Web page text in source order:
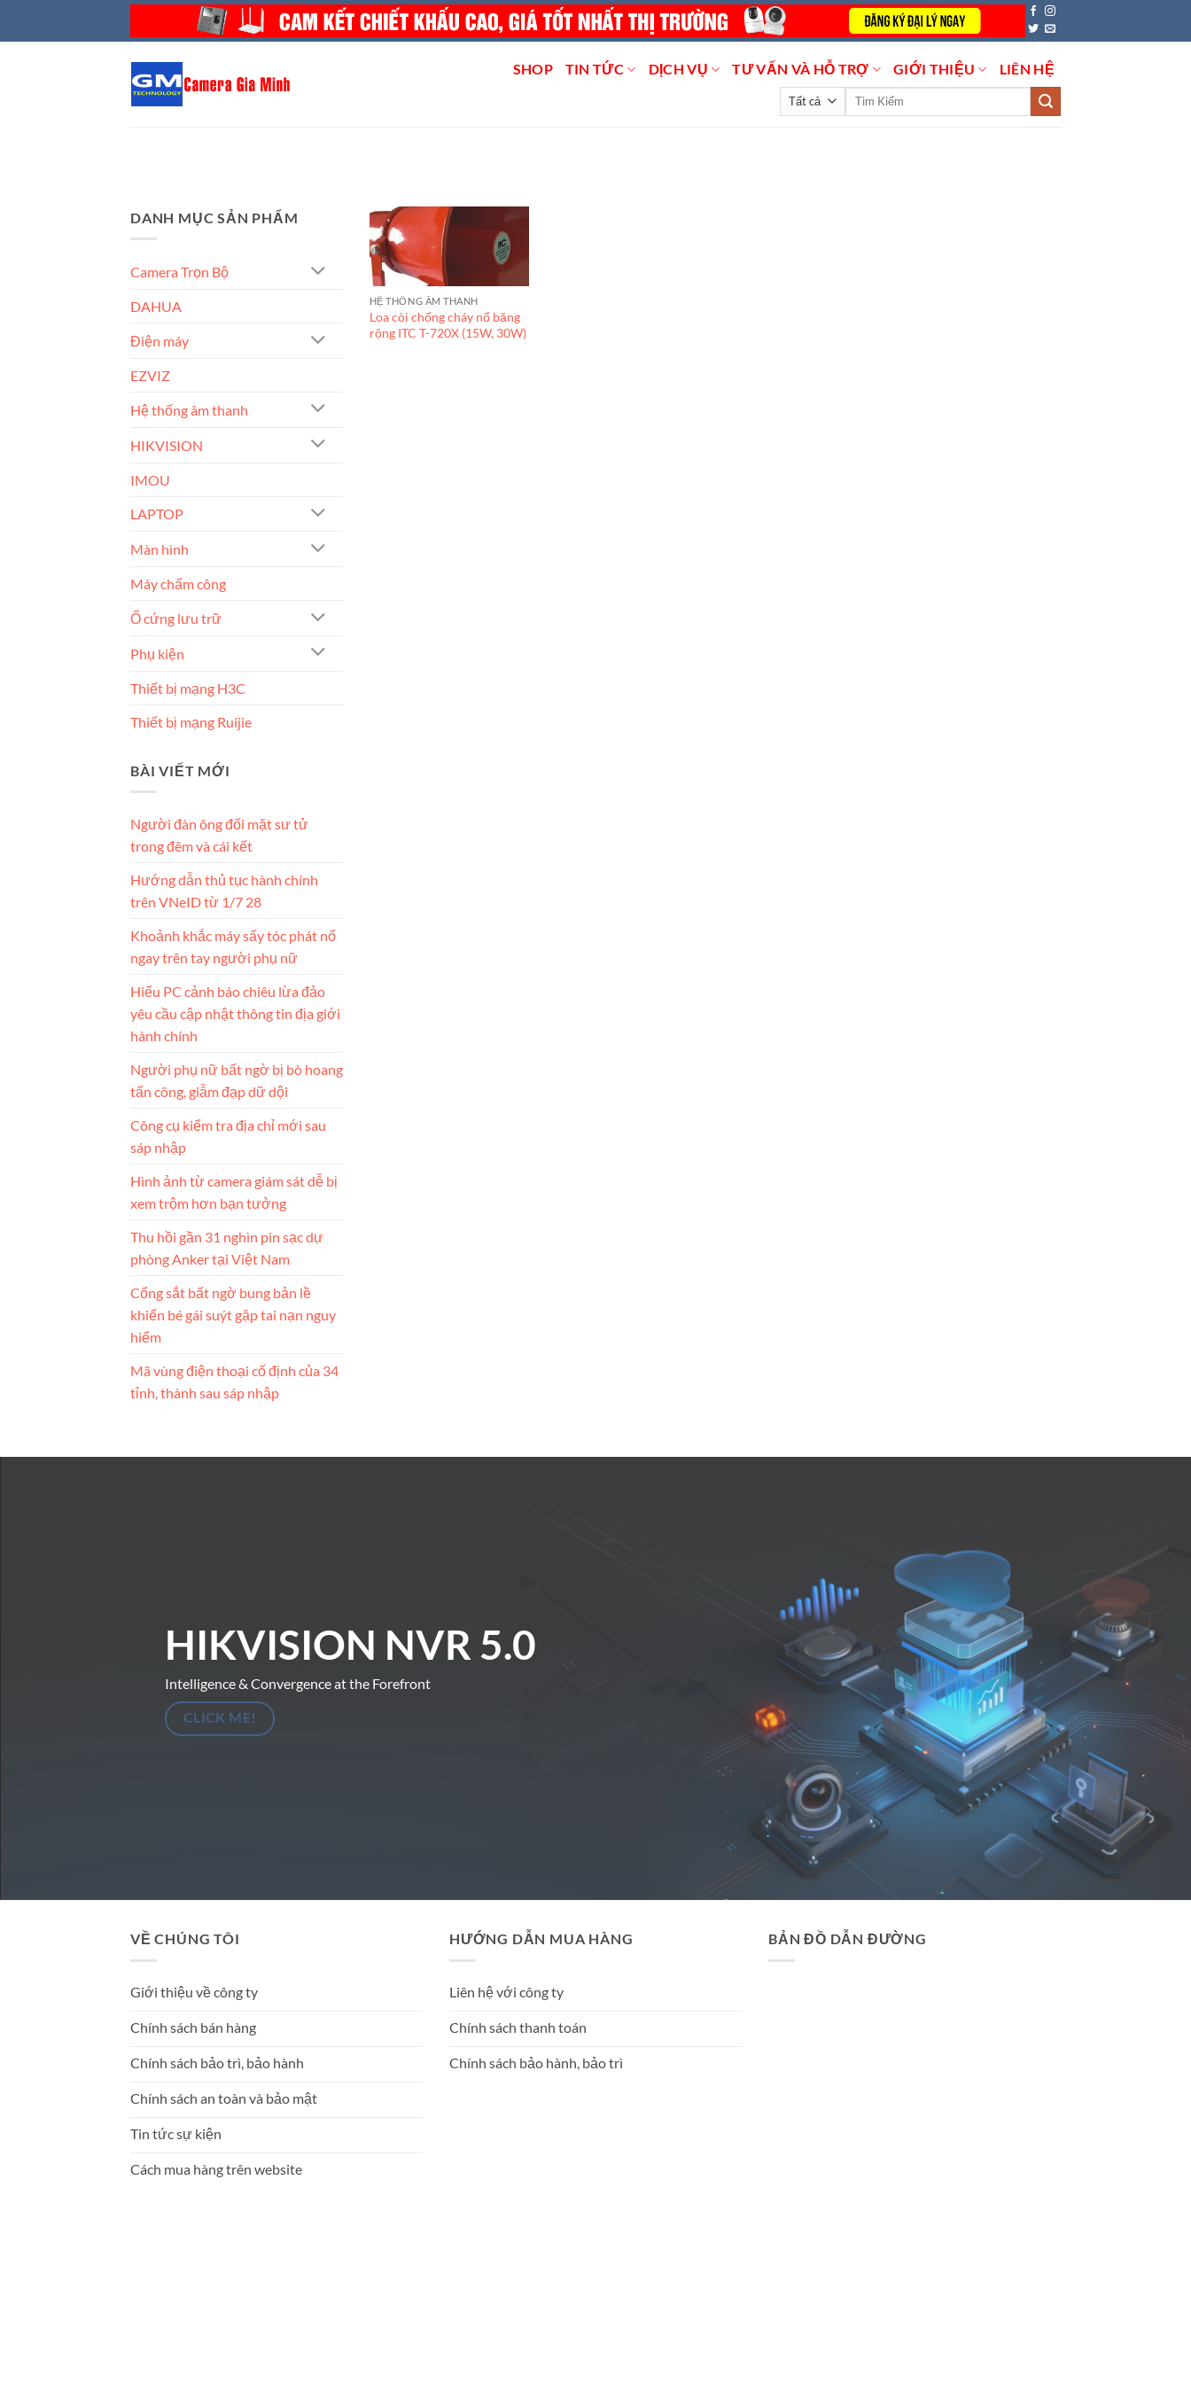
SHOP TIN TỨC DỊCH VỤ TƯ VẤN VÀ HỖ TRỢ GIỚI THIỆU LIÊN HỆ
Tìm
DANH MỤC SẢN PHẨM
Camera Trọn Bộ
DAHUA
Điện máy
EZVIZ
Hệ thống âm thanh
HIKVISION
IMOU
LAPTOP
Màn hình
Máy chấm công
Ổ cứng lưu trữ
Phụ kiện
Thiết bị mạng H3C
Thiết bị mạng Ruijie
BÀI VIẾT MỚI
Người đàn ông đối mặt sư tử
trong đêm và cái kết
Hướng dẫn thủ tục hành chính
trên VNeID từ 1/7 28
Khoảnh khắc máy sấy tóc phát nổ
ngay trên tay người phụ nữ
Hiếu PC cảnh báo chiêu lừa đảo
yêu cầu cập nhật thông tin địa giới
hành chính
Người phụ nữ bất ngờ bị bò hoang
tấn công, giẫm đạp dữ dội
Công cụ kiểm tra địa chỉ mới sau
sáp nhập
Hình ảnh từ camera giám sát dễ bị
xem trộm hơn bạn tưởng
Thu hồi gần 31 nghìn pin sạc dự
phòng Anker tại Việt Nam
Cổng sắt bất ngờ bung bản lề
khiến bé gái suýt gặp tai nạn nguy
hiểm
Mã vùng điện thoại cố định của 34
tỉnh, thành sau sáp nhập
HỆ THỐNG ÂM THANH
Loa còi chống cháy nổ băng
rộng ITC T-720X (15W, 30W)
HIKVISION NVR 5.0
Intelligence & Convergence at the Forefront
CLICK ME!
VỀ CHÚNG TÔI
Giới thiệu về công ty
Chính sách bán hàng
Chính sách bảo trì, bảo hành
Chính sách an toàn và bảo mật
Tin tức sự kiện
Cách mua hàng trên website
HƯỚNG DẪN MUA HÀNG
Liên hệ với công ty
Chính sách thanh toán
Chính sách bảo hành, bảo trì
BẢN ĐỒ DẪN ĐƯỜNG